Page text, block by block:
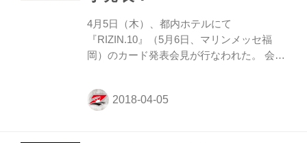
たのでメリットは彼にあると思います。
——対戦相手の朝倉海選手についてどう思
いますか？ マネ...
4月5日（木）、都内ホテルにて
『RIZIN.10』（5月6日、マリンメッセ福
岡）のカード発表会見が行なわれた。 会見
部長と那須川天心、そして今回、初参戦が
決まった松本光史、中村優作、浜崎朱加が